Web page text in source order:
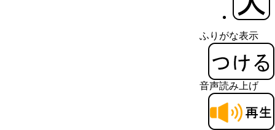
ふりがな表示
音声読み上げ